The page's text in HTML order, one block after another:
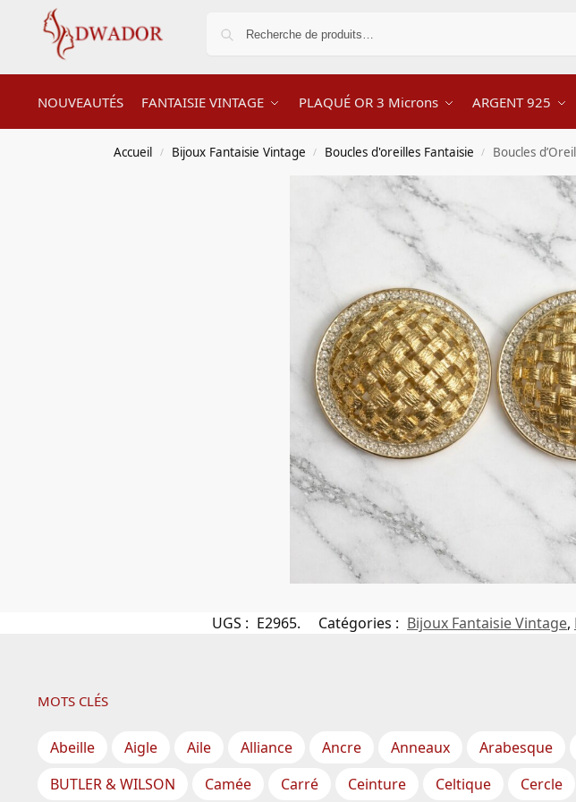
NOUVEAUTÉS FANTAISIE VINTAGE PLAQUÉ OR 3 Microns ARGENT 925
Accueil / Bijoux Fantaisie Vintage / Boucles d'oreilles Fantaisie / Boucles
UGS : E2965. Catégories : Bijoux Fantaisie Vintage,
MOTS CLÉS
Abeille Aigle Aile Alliance Ancre Anneaux Arabesque
BUTLER & WILSON
Camée Carré Ceinture Celtique Cercle